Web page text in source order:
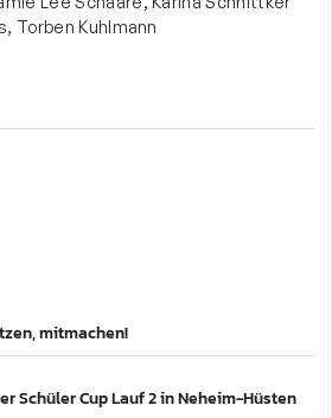
Torben Kuhlmann
mitmachen!
Schüler Cup Lauf 2 in Neheim-Hüsten